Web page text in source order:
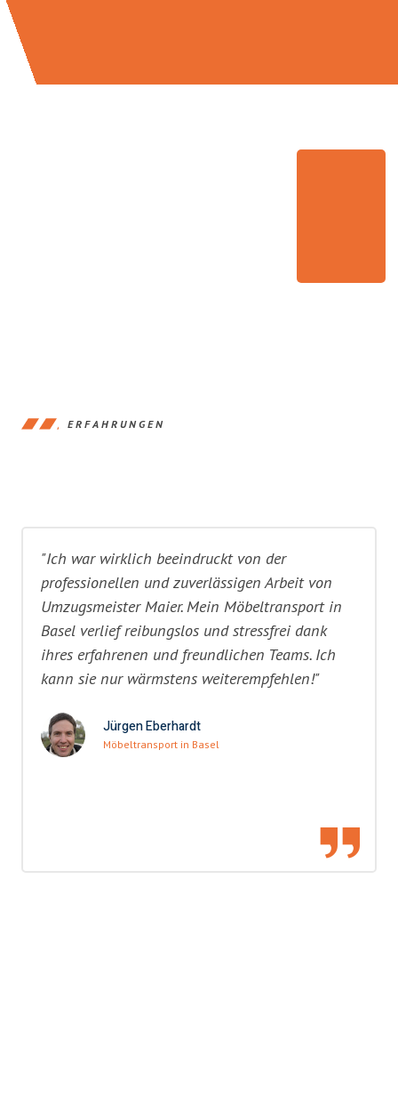
ERFAHRUNGEN
"Ich war wirklich beeindruckt von der
professionellen und zuverlässigen Arbeit von
Umzugsmeister Maier. Mein Möbeltransport in
Basel verlief reibungslos und stressfrei dank
ihres erfahrenen und freundlichen Teams. Ich
kann sie nur wärmstens weiterempfehlen!"
Jürgen Eberhardt
Möbeltransport in Basel